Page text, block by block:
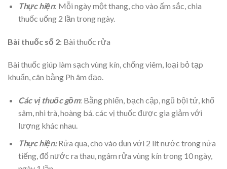
Thực hiện: Mỗi ngày một thang, cho vào ấm sắc, chia
thuốc uống 2 lần trong ngày.
Bài thuốc số 2: Bài thuốc rửa
Bài thuốc giúp làm sạch vùng kín, chống viêm, loại bỏ tạp
khuẩn, cân bằng Ph âm đạo.
Các vị thuốc gồm: Bằng phiến, bạch cập, ngũ bội tử, khổ
sâm, nhi trà, hoàng bá. các vị thuốc được gia giảm với
lượng khác nhau.
Thực hiện:Rửa qua, cho vào đun với 2 lít nước trong nửa
tiếng, đổ nước ra thau, ngâm rửa vùng kín trong 10 ngày,